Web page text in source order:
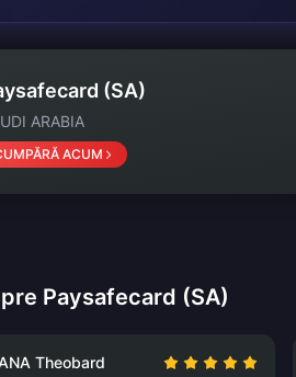
(SA)
ARABIA
ACUM
Paysafecard (SA)
Theobard